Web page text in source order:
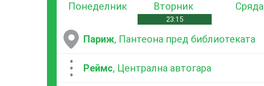
Понеделник Вторник
23:15
Сряда
Париж, Пантеона пред библиотеката
...Реймс, Централна автогара